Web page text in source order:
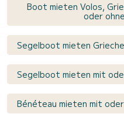
Boot mieten Volos,
oder
Segelboot mieten
Segelboot mieten mit
Bénéteau mieten mit